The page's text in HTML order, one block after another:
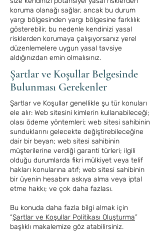
koruma olanağı sağlar, ancak bu durum
yargı bölgesinden yargı bölgesine farklılık
gösterebilir, bu nedenle kendinizi yasal
risklerden korumaya çalışıyorsanız yerel
düzenlemelere uygun yasal tavsiye
aldığınızdan emin olmalısınız.
Şartlar ve Koşullar Belgesinde
Bulunması Gerekenler
Şartlar ve Koşullar genellikle şu tür konuları
ele alır: Web sitesini kimlerin kullanabileceği;
olası ödeme yöntemleri; web sitesi sahibinin
sunduklarını gelecekte değiştirebileceğine
dair bir beyan; web sitesi sahibinin
müşterilerine verdiği garanti türleri; ilgili
olduğu durumlarda fikri mülkiyet veya telif
hakları konularına atıf; web sitesi sahibinin
bir üyenin hesabını askıya alma veya iptal
etme hakkı; ve çok daha fazlası.
Bu konuda daha fazla bilgi almak için
“Şartlar ve Koşullar Politikası Oluşturma”
başlıklı makalemize göz atabilirsiniz.